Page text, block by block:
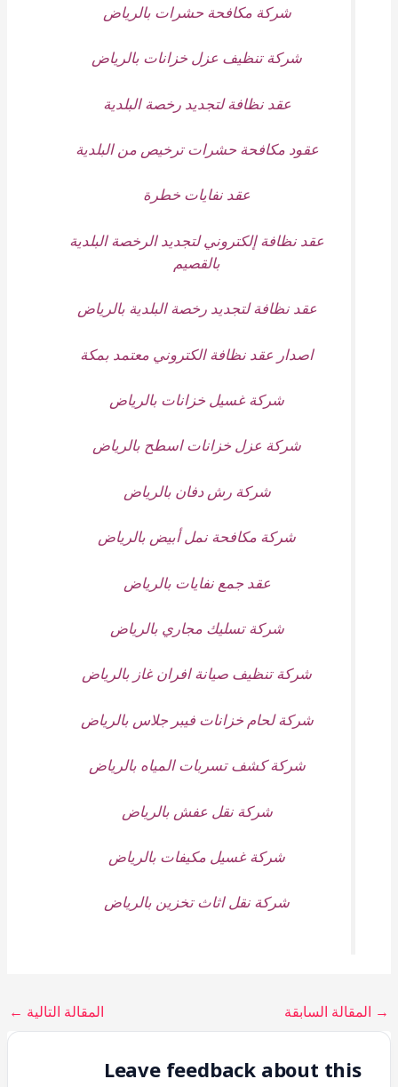
شركة مكافحة حشرات بالرياض
شركة تنظيف عزل خزانات بالرياض
عقد نظافة لتجديد رخصة البلدية
عقود مكافحة حشرات ترخيص من البلدية
عقد نفايات خطرة
عقد نظافة إلكتروني لتجديد الرخصة البلدية
بالقصيم
عقد نظافة لتجديد رخصة البلدية بالرياض
اصدار عقد نظافة الكتروني معتمد بمكة
شركة غسيل خزانات بالرياض
شركة عزل خزانات اسطح بالرياض
شركة رش دفان بالرياض
شركة مكافحة نمل أبيض بالرياض
عقد جمع نفايات بالرياض
شركة تسليك مجاري بالرياض
شركة تنظيف صيانة افران غاز بالرياض
شركة لحام خزانات فيبر جلاس بالرياض
شركة كشف تسربات المياه بالرياض
شركة نقل عفش بالرياض
شركة غسيل مكيفات بالرياض
شركة نقل اثاث تخزين بالرياض
→ المقالة السابقة المقالة التالية ←
Leave feedback about this